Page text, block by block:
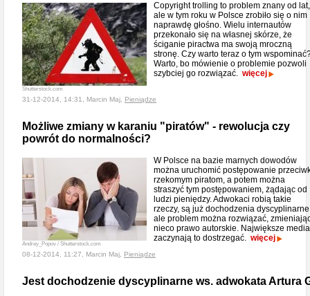
Shutterstock.com
Copyright trolling to problem znany od lat,
ale w tym roku w Polsce zrobiło się o nim
naprawdę głośno. Wielu internautów
przekonało się na własnej skórze, że
ściganie piractwa ma swoją mroczną
stronę. Czy warto teraz o tym
Warto, bo mówienie o problemie pozwoli
szybciej go rozwiązać. więcej
31-12-2014, 14:31, Marcin Maj, Pieniądze
Możliwe zmiany w karaniu "piratów" - rewolucja czy
powrót do normalności?
Andrey_Popov / Shutterstock.com
W Polsce na bazie marnych dowodów
można uruchomić postępowanie
rzekomym piratom, a potem można
straszyć tym postępowaniem, żądając od
ludzi pieniędzy. Adwokaci robią takie
rzeczy, są już dochodzenia
ale problem można rozwiązać,
nieco prawo autorskie. Największe media
zaczynają to dostrzegać. więcej
08-12-2014, 11:27, Marcin Maj, Pieniądze
Jest dochodzenie dyscyplinarne ws. adwokata Artura